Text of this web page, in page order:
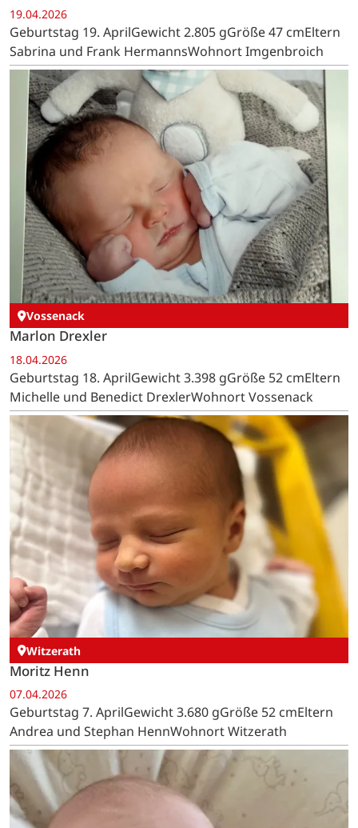
19.04.2026
Geburtstag 19. AprilGewicht 2.805 gGröße 47 cmEltern
Sabrina und Frank HermannsWohnort Imgenbroich
Vossenack
Marlon Drexler
18.04.2026
Geburtstag 18. AprilGewicht 3.398 gGröße 52 cmEltern
Michelle und Benedict DrexlerWohnort Vossenack
Witzerath
Moritz Henn
07.04.2026
Geburtstag 7. AprilGewicht 3.680 gGröße 52 cmEltern
Andrea und Stephan HennWohnort Witzerath